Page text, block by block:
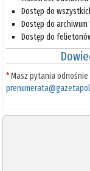
Dostęp do
Dostęp do
Dostęp do
*Masz pytania odnośnie